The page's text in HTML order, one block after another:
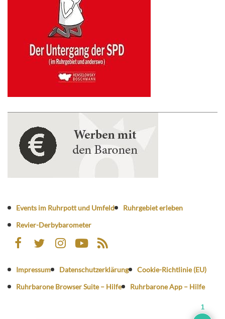
Events im Ruhrpott und Umfeld
Ruhrgebiet erleben
Revier-Derbybarometer
Impressum Datenschutzerklärung
Cookie-Richtlinie (EU)
Ruhrbarone Browser Suite – Hilfe
Ruhrbarone App – Hilfe
1